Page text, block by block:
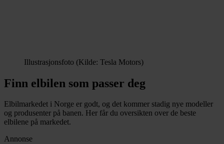
Illustrasjonsfoto (Kilde: Tesla Motors)
Finn elbilen som passer deg
Elbilmarkedet i Norge er godt, og det kommer stadig nye modeller
og produsenter på banen. Her får du oversikten over de beste
elbilene på markedet.
Annonse